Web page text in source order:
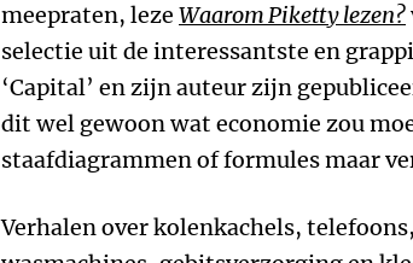
meepraten, leze Waarom Piketty lezen?
selectie uit de interessantste en
‘Capital’ en zijn auteur zijn
dit wel gewoon wat economie zou
staafdiagrammen of formules maar
Verhalen over kolenkachels,